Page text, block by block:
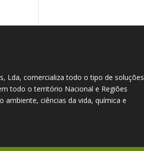
Lda, comercializa todo o tipo de soluções
todo o território Nacional e Regiões
ciências da vida, química e